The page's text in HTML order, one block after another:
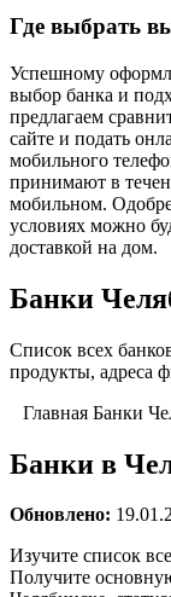
Где выбрать
Успешному
выбор банка и
предлагаем
сайте и подать
мобильного
принимают в
мобильном.
условиях можно
доставкой на дом.
Банки
Список всех
продукты, адреса
Главная Банки
Банки в
Обновлено:
Изучите список
Получите